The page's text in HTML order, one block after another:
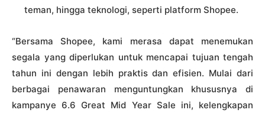
teman, hingga teknologi, seperti platform Shopee.
“Bersama Shopee, kami merasa dapat menemukan
segala yang diperlukan untuk mencapai tujuan tengah
tahun ini dengan lebih praktis dan efisien. Mulai dari
berbagai penawaran menguntungkan khususnya di
kampanye 6.6 Great Mid Year Sale ini, kelengkapan